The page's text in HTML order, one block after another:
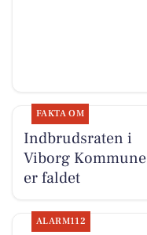
FAKTA OM
Indbrudsraten i
Viborg Kommune
er faldet
ALARM112